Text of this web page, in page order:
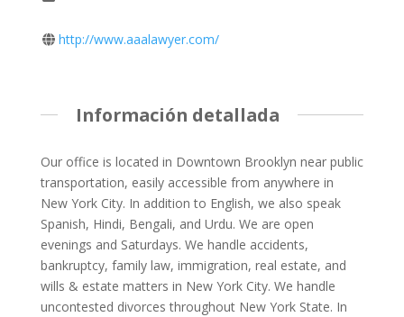
http://www.aaalawyer.com/
Información detallada
Our office is located in Downtown Brooklyn near public
transportation, easily accessible from anywhere in
New York City. In addition to English, we also speak
Spanish, Hindi, Bengali, and Urdu. We are open
evenings and Saturdays. We handle accidents,
bankruptcy, family law, immigration, real estate, and
wills & estate matters in New York City. We handle
uncontested divorces throughout New York State. In